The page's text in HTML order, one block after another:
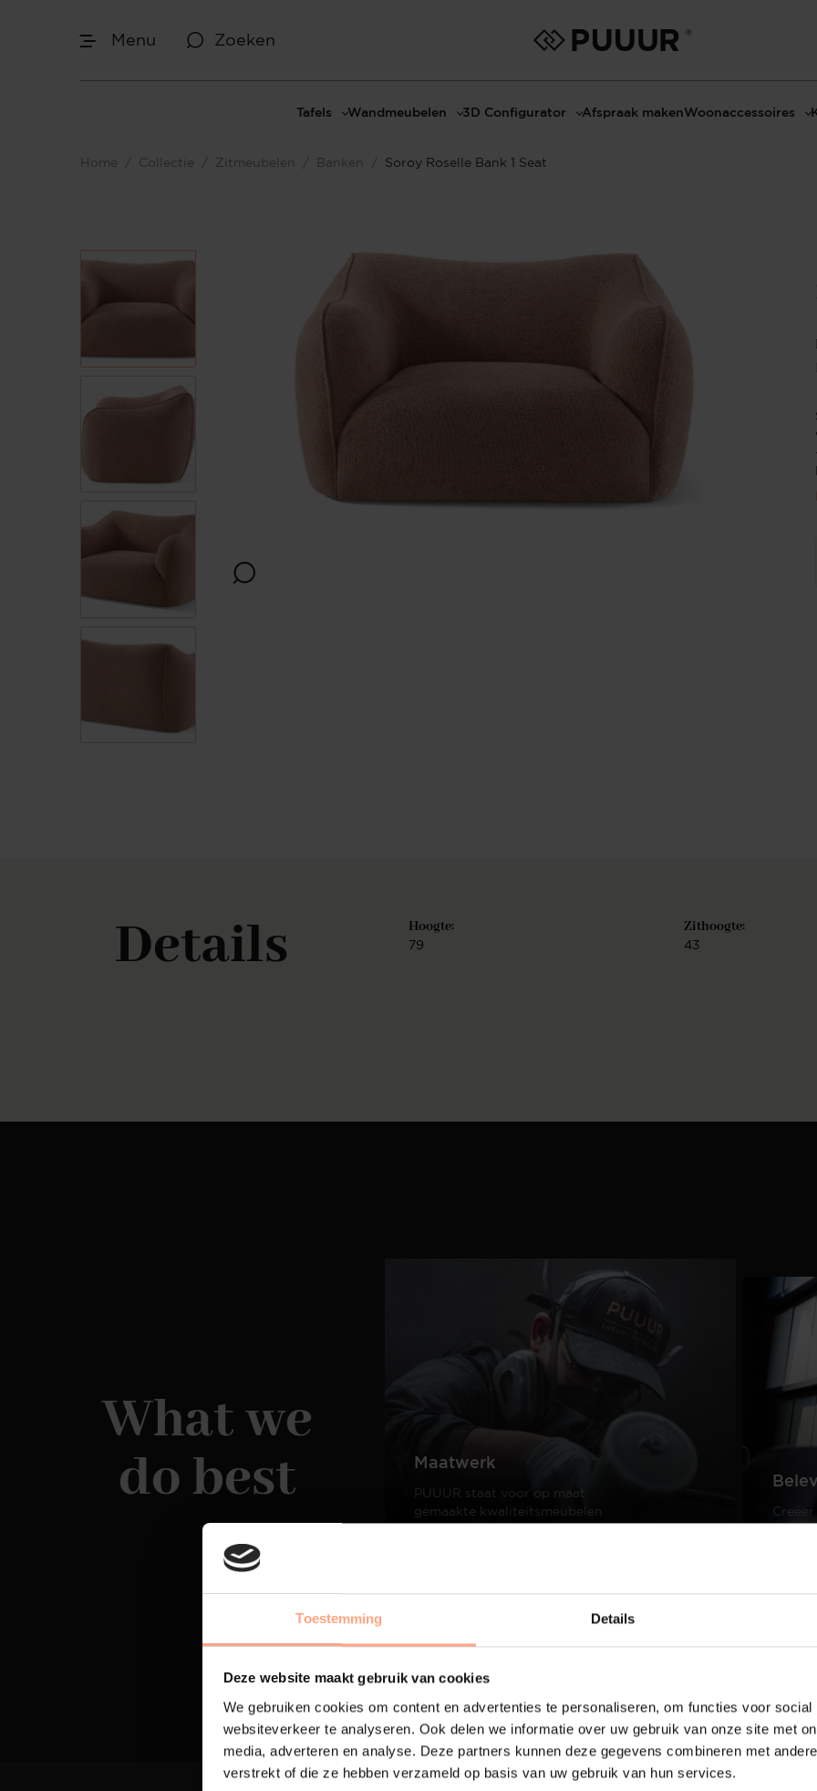
Toestemming Details
Deze website maakt gebruik van cookies
We gebruiken cookies om content en advertenties te personaliseren, om functies voor social
websiteverkeer te analyseren. Ook delen we informatie over uw gebruik van onze site met
media, adverteren en analyse. Deze partners kunnen deze gegevens combineren met
verstrekt of die ze hebben verzameld op basis van uw gebruik van hun services.
Menu Zoeken
Tafels Wandmeubelen 3D Configurator Afspraak makenWoonaccessoires
Home / Collectie / Zitmeubelen / Banken / Soroy Roselle Bank 1 Seat
Details Hoogte:
79
Zithoogte:
43
What we
do best
Maatwerk
PUUUR staat voor op maat
gemaakte kwaliteitsmeubelen